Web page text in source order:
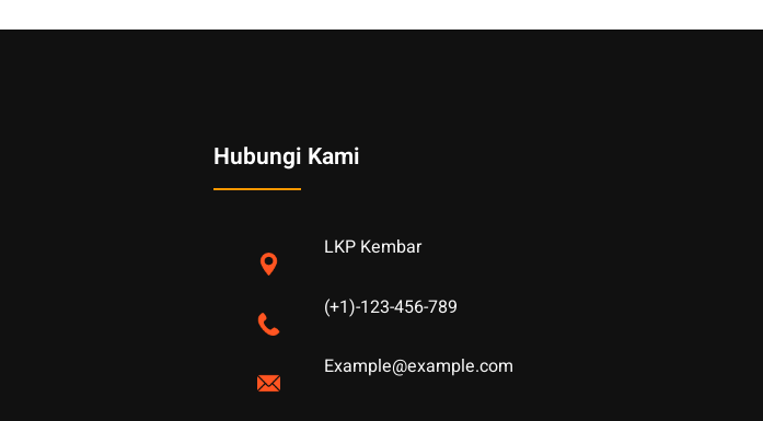
Hubungi Kami
LKP Kembar
(+1)-123-456-789
Example@example.com